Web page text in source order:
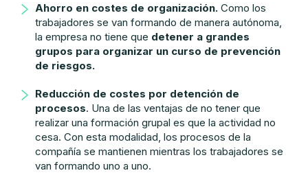
Ahorro en costes de organización.Como los
trabajadores se van formando de manera autónoma,
la empresa no tiene que detener a grandes
grupos para organizar un curso de prevención
de riesgos.
Reducción de costes por detención de
procesos. Una de las ventajas de no tener que
realizar una formación grupal es que la actividad no
cesa. Con esta modalidad, los procesos de la
compañía se mantienen mientras los trabajadores se
van formando uno a uno.